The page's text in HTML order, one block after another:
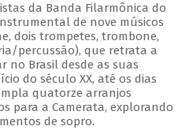
da Banda Filarmônica do
de nove músicos
dois trompetes, trombone,
percussão), que retrata a
no Brasil desde as suas
do século XX, até os dias
quatorze arranjos
para a Camerata, explorando
de sopro.